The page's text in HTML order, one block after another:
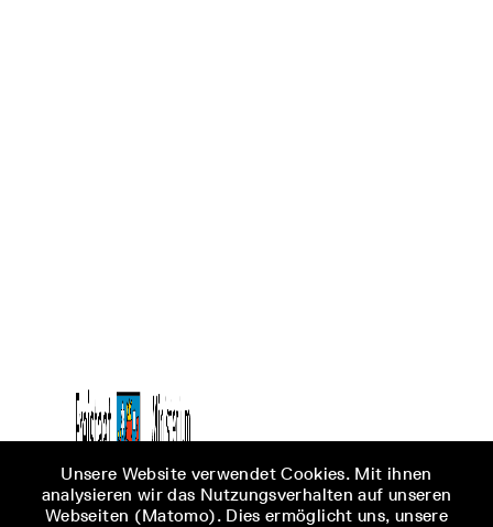
Unsere Website verwendet Cookies. Mit ihnen
analysieren wir das Nutzungsverhalten auf unseren
Webseiten (Matomo). Dies ermöglicht uns, unsere